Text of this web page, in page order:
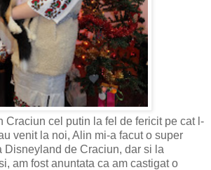
Craciun cel putin la fel de fericit pe cat l-
venit la noi, Alin mi-a facut o super
Disneyland de Craciun, dar si la
am fost anuntata ca am castigat o